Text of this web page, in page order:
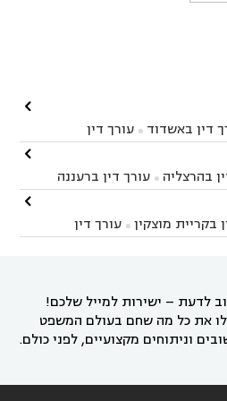
דין באשדוד 
עורך דין
טוביה עורך דין בגן יבנה
דין בערד
עורך דין בקרית מלאכי

בהרצליה  עורך דין ברעננה
בכפר סבא
עורך דין בהוד
בקיסריה עורך דין בקדימה

בקריית מוצקין 
עורך דין
בקריית אתא
עורך דין

לדעת – ישירות למייל שלכם!
את כל מה שחם בעולם המשפט
וניתוחים מקצועיים, לפני כולם.